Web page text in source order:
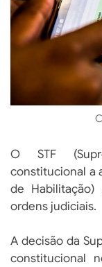
O STF
constitucional a
de
ordens judiciais.
A decisão da
constitucional